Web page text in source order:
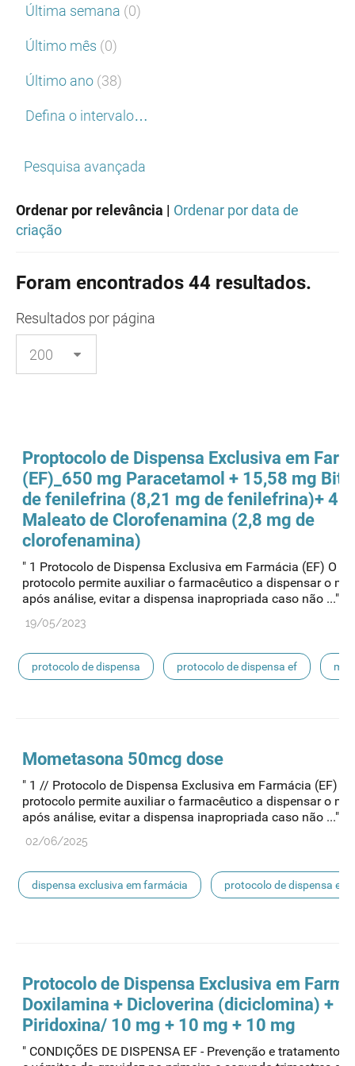
Última semana (0)
Último mês (0)
Último ano (38)
Defina o intervalo…
Pesquisa avançada
Ordenar por relevância | Ordenar por data de
criação
Foram encontrados 44 resultados.
Resultados por página
Proptocolo de Dispensa Exclusiva em
(EF)_650 mg Paracetamol + 15,58 mg
de fenilefrina (8,21 mg de fenilefrina)+ 4
Maleato de Clorofenamina (2,8 mg de
clorofenamina)
" 1 Protocolo de Dispensa Exclusiva em Farmácia (EF) O
protocolo permite auxiliar o farmacêutico a dispensar o
após análise, evitar a dispensa inapropriada caso não ..."
19/05/2023
protocolo de dispensa protocolo de dispensa ef
Mometasona 50mcg dose
" 1 // Protocolo de Dispensa Exclusiva em Farmácia (EF) O
protocolo permite auxiliar o farmacêutico a dispensar o
após análise, evitar a dispensa inapropriada caso não ..."
02/06/2025
dispensa exclusiva em farmácia protocolo de dispensa ef
Protocolo de Dispensa Exclusiva em
Doxilamina + Dicloverina (diciclomina) +
Piridoxina/ 10 mg + 10 mg + 10 mg
" CONDIÇÕES DE DISPENSA EF - Prevenção e tratamento